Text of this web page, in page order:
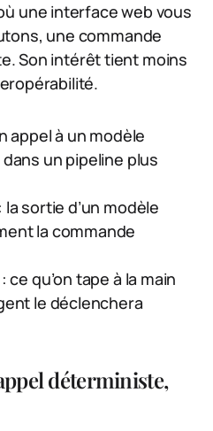
une interface web vous
une commande
Son intérêt tient moins
appel à un modèle
un pipeline plus
sortie d’un modèle
la commande
ce qu’on tape à la main
le déclenchera
déterministe,